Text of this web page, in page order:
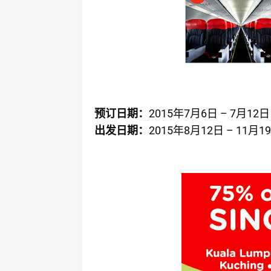
预订日期： 2015年7月 6日 – 7月 12日
出发日期： 2015年8月 12日 – 11 月 19